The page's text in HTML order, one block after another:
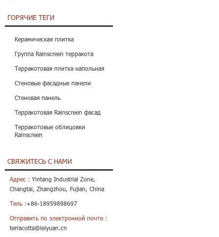
ГОРЯЧИЕ ТЕГИ
Керамическая плитка
Группа Rainscreen терракота
Терракотовая плитка напольная
Стеновые фасадные панели
Стеновая панель
Терракотовая Rainscreen фасад
Терракотовые облицовки
Rainscreen
СВЯЖИТЕСЬ С НАМИ
Адрес : Yintang Industrial Zone,
Changtai, Zhangzhou, Fujian, China
Тель :+86-18959898697
Отправить по электронной почте :
terracotta@leiyuan.cn